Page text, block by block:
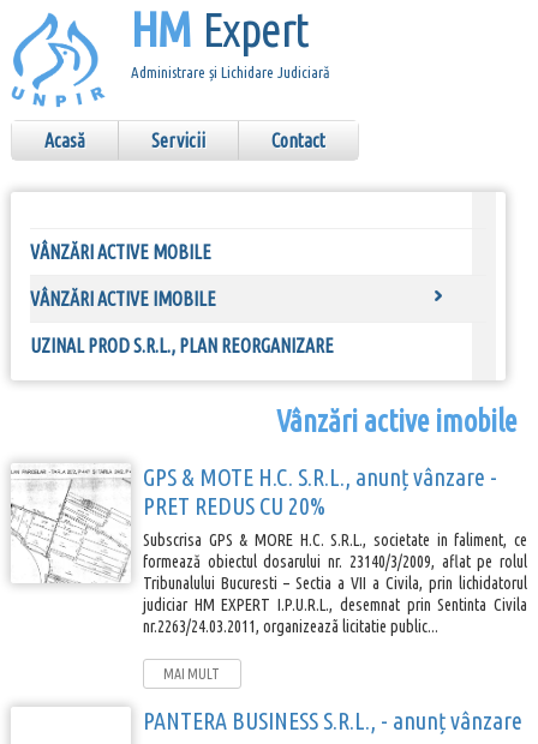
HM Expert
Administrare și Lichidare Judiciară
Acasă Servicii Contact
VÂNZĂRI ACTIVE MOBILE
VÂNZĂRI ACTIVE IMOBILE
UZINAL PROD S.R.L., PLAN REORGANIZARE
Vânzări active imobile
GPS & MOTE H.C. S.R.L., anunț vânzare -
PRET REDUS CU 20%
Subscrisa GPS & MORE H.C. S.R.L., societate in faliment, ce
formează obiectul dosarului nr. 23140/3/2009, aflat pe rolul
Tribunalului Bucuresti – Sectia a VII a Civila, prin lichidatorul
judiciar HM EXPERT I.P.U.R.L., desemnat prin Sentinta Civila
nr.2263/24.03.2011, organizeazã licitatie public...
MAI MULT
PANTERA BUSINESS S.R.L., - anunț vânzare